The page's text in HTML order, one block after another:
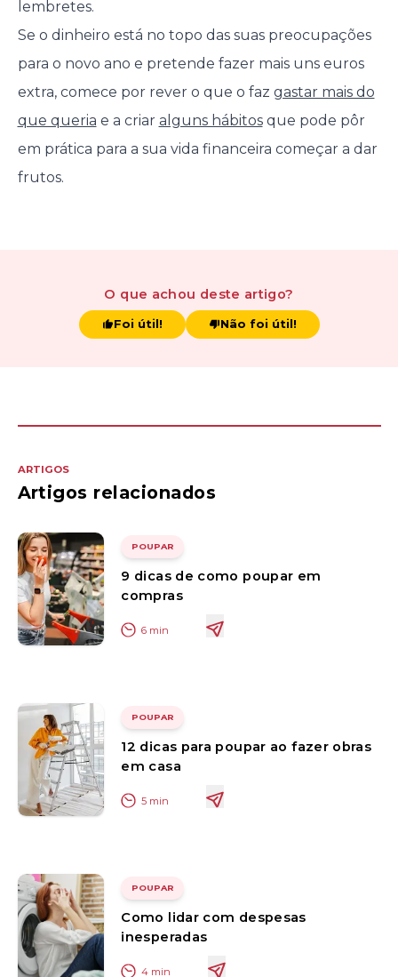
lembretes.
Se o dinheiro está no topo das suas preocupações
para o novo ano e pretende fazer mais uns euros
extra, comece por rever o que o faz gastar mais do
que queria e a criar alguns hábitosque pode pôr
em prática para a sua vida financeira começar a dar
frutos.
O que achou deste artigo?
Foi útil! Não foi útil!
ARTIGOS
Artigos relacionados
POUPAR
9 dicas de como poupar em
compras
6 min
POUPAR
12 dicas para poupar ao fazer obras
em casa
5 min
POUPAR
Como lidar com despesas
inesperadas
4 min